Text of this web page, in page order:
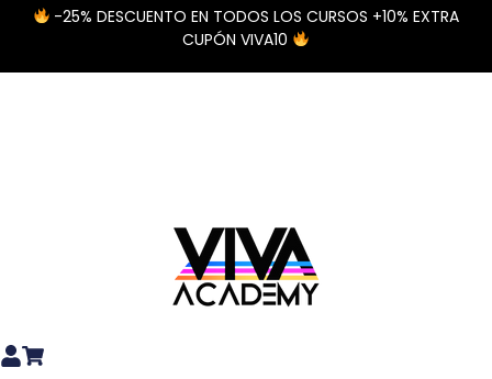
-25% DESCUENTO EN TODOS LOS CURSOS +10% EXTRA
CUPÓN VIVA10